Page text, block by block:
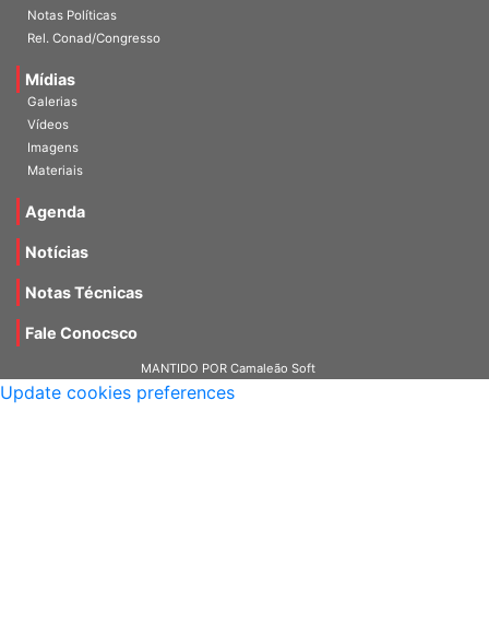
Notas Políticas
Rel. Conad/Congresso
Mídias
Galerias
Vídeos
Imagens
Materiais
Agenda
Notícias
Notas Técnicas
Fale Conocsco
MANTIDO POR Camaleão Soft
Update cookies preferences